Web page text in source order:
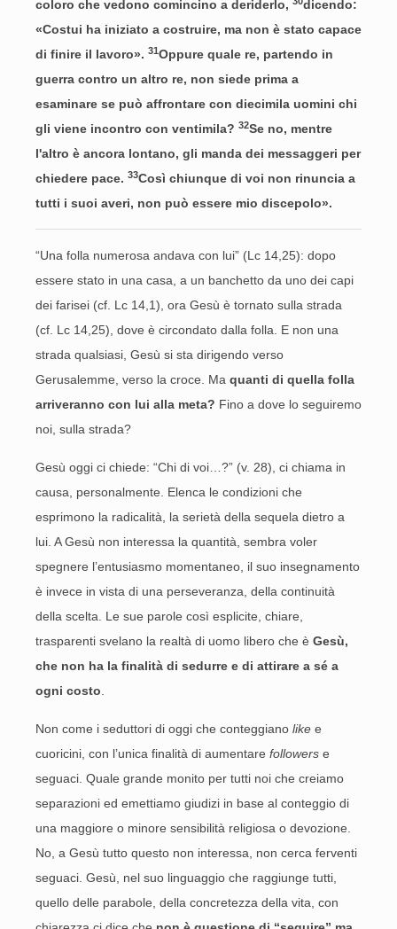
coloro che vedono comincino a deriderlo,
dicendo:
«Costui ha iniziato a costruire, ma non è stato capace
di finire il lavoro». 31Oppure quale re, partendo in
guerra contro un altro re, non siede prima a
esaminare se può affrontare con diecimila uomini chi
gli viene incontro con ventimila? 32Se no, mentre
l'altro è ancora lontano, gli manda dei messaggeri per
chiedere pace. 33Così chiunque di voi non rinuncia a
tutti i suoi averi, non può essere mio discepolo».
“Una folla numerosa andava con lui” (Lc 14,25): dopo
essere stato in una casa, a un banchetto da uno dei capi
dei farisei (cf. Lc 14,1), ora Gesù è tornato sulla strada
(cf. Lc 14,25), dove è circondato dalla folla. E non una
strada qualsiasi, Gesù si sta dirigendo verso
Gerusalemme, verso la croce. Ma quanti di quella folla
arriveranno con lui alla meta? Fino a dove lo seguiremo
noi, sulla strada?
Gesù oggi ci chiede: “Chi di voi…?” (v. 28), ci chiama in
causa, personalmente. Elenca le condizioni che
esprimono la radicalità, la serietà della sequela dietro a
lui. A Gesù non interessa la quantità, sembra voler
spegnere l’entusiasmo momentaneo, il suo insegnamento
è invece in vista di una perseveranza, della continuità
della scelta. Le sue parole così esplicite, chiare,
trasparenti svelano la realtà di uomo libero che è Gesù,
che non ha la finalità di sedurre e di attirare a sé a
ogni costo
Non come i seduttori di oggi che conteggiano like e
cuoricini, con l’unica finalità di aumentare followers e
seguaci. Quale grande monito per tutti noi che creiamo
separazioni ed emettiamo giudizi in base al conteggio di
una maggiore o minore sensibilità religiosa o devozione.
No, a Gesù tutto questo non interessa, non cerca ferventi
seguaci. Gesù, nel suo linguaggio che raggiunge tutti,
quello delle parabole, della concretezza della vita, con